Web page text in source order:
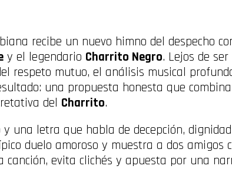
recibe un nuevo himno del despecho
y el legendario Charrito Negro. Lejos de
respeto mutuo, el análisis musical
una propuesta honesta que
del Charrito.
y una letra que habla de decepción,
duelo amoroso y muestra a dos amigos
canción, evita clichés y apuesta por una